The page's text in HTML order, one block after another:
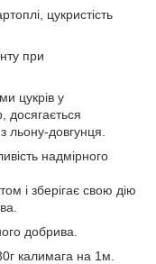
цукристість
при
цукрів у
досягається
льону-довгунця.
надмірного
і зберігає свою дію
добрива.
калимага на 1м.